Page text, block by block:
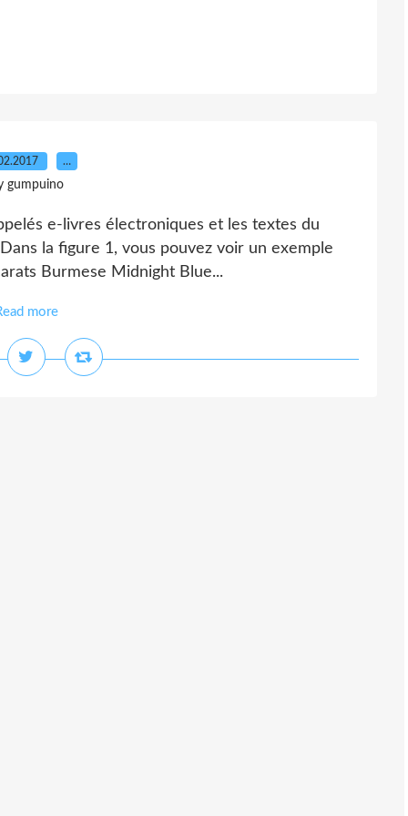
…
gumpuino
e-livres électroniques et les textes du
la figure 1, vous pouvez voir un exemple
Burmese Midnight Blue...
more